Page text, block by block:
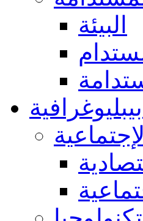
البيئة